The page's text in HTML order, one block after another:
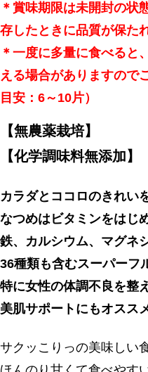
＊賞味期限は未開封の状
存したときに品質が保た
＊一度に多量に食べると
える場合がありますので
目安：6～10片）
【無農薬栽培】
【化学調味料無添加】
カラダとココロのきれい
なつめはビタミンをはじめ
鉄、カルシウム、マグネ
36種類も含むスーパーフ
特に女性の体調不良を整
美肌サポートにもオスス
サクッこりっの美味しい